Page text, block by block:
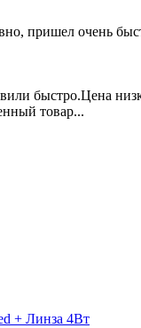
пришел очень
быстро.Цена
товар...
+ Линза 4Вт